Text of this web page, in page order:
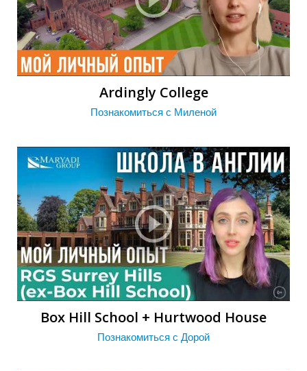
У
Ardingly Сollege
Познакомиться с Миленой
Box Hill School + Hurtwood House
Познакомиться с Дорой